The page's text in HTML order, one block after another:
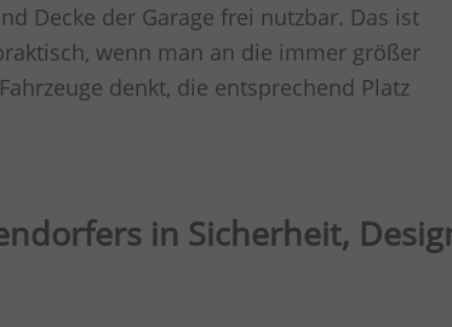
Decke der Garage frei nutzbar. Das ist
wenn man an die immer größer
denkt, die entsprechend Platz
in Sicherheit,